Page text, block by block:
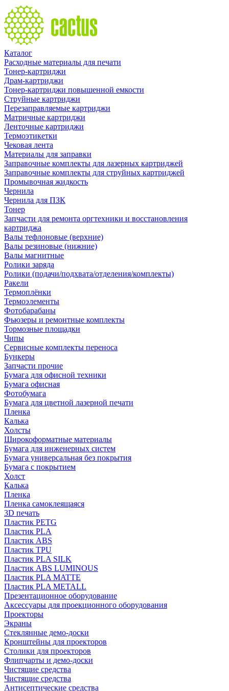
Каталог
Расходные материалы для печати
Тонер-картриджи
Драм-картриджи
Тонер-картриджи повышенной емкости
Струйные картриджи
Перезаправляемые картриджи
Матричные картриджи
Ленточные картриджи
Термоэтикетки
Чековая лента
Материалы для заправки
Заправочные комплекты для лазерных картриджей
Заправочные комплекты для струйных картриджей
Промывочная жидкость
Чернила
Чернила для ПЗК
Тонер
Запчасти для ремонта оргтехники и восстановления
картриджа
Валы тефлоновые (верхние)
Валы резиновые (нижние)
Валы магнитные
Ролики заряда
Ролики (подачи/подхвата/отделения/комплекты)
Ракели
Термоплёнки
Термоэлементы
Фотобарабаны
Фьюзеры и ремонтные комплекты
Тормозные площадки
Чипы
Сервисные комплекты переноса
Бункеры
Запчасти прочие
Бумага для офисной техники
Бумага офисная
Фотобумага
Бумага для цветной лазерной печати
Пленка
Калька
Холсты
Широкоформатные материалы
Бумага для инженерных систем
Бумага универсальная без покрытия
Бумага с покрытием
Холст
Калька
Пленка
Пленка самоклеящаяся
3D печать
Пластик PETG
Пластик PLA
Пластик ABS
Пластик TPU
Пластик PLA SILK
Пластик ABS LUMINOUS
Пластик PLA MATTE
Пластик PLA METALL
Презентационное оборудование
Аксессуары для проекционного оборудования
Проекторы
Экраны
Стеклянные демо-доски
Кронштейны для проекторов
Столики для проекторов
Флипчарты и демо-доски
Чистящие средства
Чистящие средства
Антисептические средства